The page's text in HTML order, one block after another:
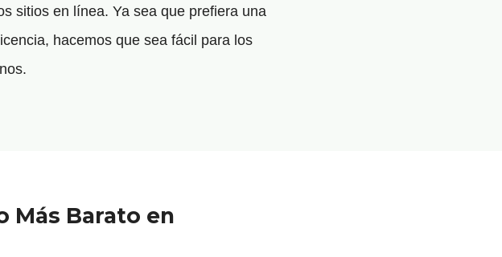
sitios en línea. Ya sea que prefiera una
hacemos que sea fácil para los
Más Barato en